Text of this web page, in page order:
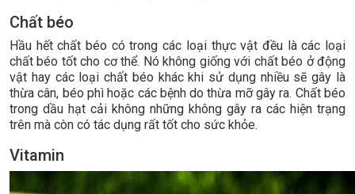
Chất béo
Hầu hết chất béo có trong các loại thực vật đều là các loại
chất béo tốt cho cơ thể. Nó không giống với chất béo ở động
vật hay các loại chất béo khác khi sử dụng nhiều sẽ gây là
thừa cân, béo phì hoặc các bệnh do thừa mỡ gây ra. Chất béo
trong dầu hạt cải không những không gây ra các hiện trạng
trên mà còn có tác dụng rất tốt cho sức khỏe.
Vitamin